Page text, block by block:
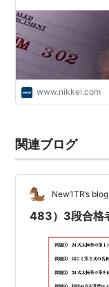
経済新聞
www.nikkei.com
関連ブログ
New1TR’s blog
483）3段合格